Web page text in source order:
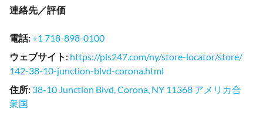
連絡先／評価
電話:+1 718-898-0100
ウェブサイト : https://pls247.com/ny/store-locator/store/
142-38-10-junction-blvd-corona.html
住所: 38-10 Junction Blvd, Corona, NY 11368 アメリカ合
衆国